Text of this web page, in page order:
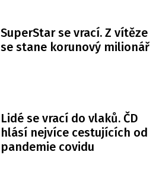
SuperStar se vrací. Z vítěze
se stane korunový milionář
Lidé se vrací do vlaků. ČD
hlásí nejvíce cestujících od
pandemie covidu